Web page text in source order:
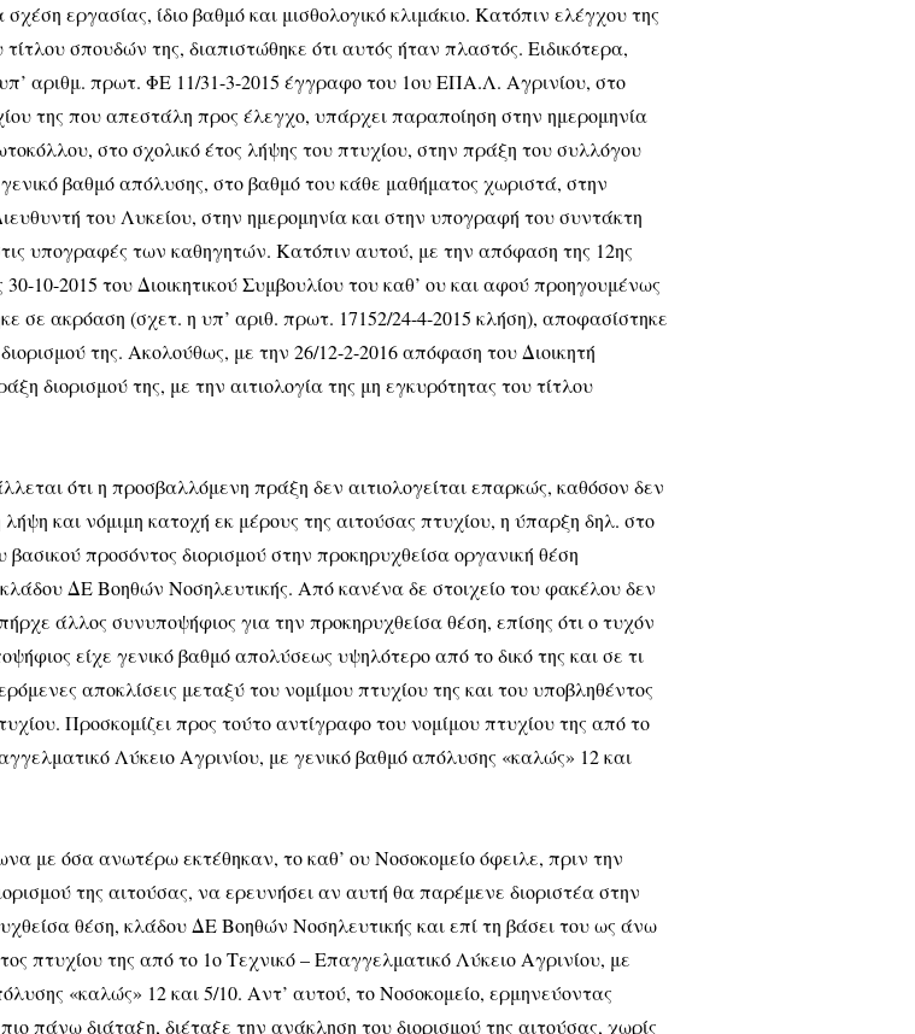
σχέση εργασίας, ίδιο βαθμό και μισθολογικό κλιμάκιο. Κατόπιν ελέγχου της
τίτλου σπουδών της, διαπιστώθηκε ότι αυτός ήταν πλαστός. Ειδικότερα,
αριθμ. πρωτ. ΦΕ 11/31-3-2015 έγγραφο του 1ου ΕΠΑ.Λ. Αγρινίου, στο
της που απεστάλη προς έλεγχο, υπάρχει παραποίηση στην ημερομηνία
στο σχολικό έτος λήψης του πτυχίου, στην πράξη του συλλόγου
βαθμό απόλυσης, στο βαθμό του κάθε μαθήματος χωριστά, στην
του Λυκείου, στην ημερομηνία και στην υπογραφή του συντάκτη
υπογραφές των καθηγητών. Κατόπιν αυτού, με την απόφαση της 12ης
30-10-2015 του Διοικητικού Συμβουλίου του καθ’ ου και αφού προηγουμένως
σε ακρόαση (σχετ. η υπ’ αριθ. πρωτ. 17152/24-4-2015 κλήση), αποφασίστηκε
της. Ακολούθως, με την 26/12-2-2016 απόφαση του Διοικητή
διορισμού της, με την αιτιολογία της μη εγκυρότητας του τίτλου
ότι η προσβαλλόμενη πράξη δεν αιτιολογείται επαρκώς, καθόσον δεν
λήψη και νόμιμη κατοχή εκ μέρους της αιτούσας πτυχίου, η ύπαρξη δηλ. στο
προσόντος διορισμού στην προκηρυχθείσα οργανική θέση
ΔΕ Βοηθών Νοσηλευτικής. Από κανένα δε στοιχείο του φακέλου δεν
άλλος συνυποψήφιος για την προκηρυχθείσα θέση, επίσης ότι ο τυχόν
είχε γενικό βαθμό απολύσεως υψηλότερο από το δικό της και σε τι
αποκλίσεις μεταξύ του νομίμου πτυχίου της και του υποβληθέντος
Προσκομίζει προς τούτο αντίγραφο του νομίμου πτυχίου της από το
Λύκειο Αγρινίου, με γενικό βαθμό απόλυσης «καλώς» 12 και
με όσα ανωτέρω εκτέθηκαν, το καθ’ ου Νοσοκομείο όφειλε, πριν την
της αιτούσας, να ερευνήσει αν αυτή θα παρέμενε διοριστέα στην
θέση, κλάδου ΔΕ Βοηθών Νοσηλευτικής και επί τη βάσει του ως άνω
πτυχίου της από το 1ο Τεχνικό – Επαγγελματικό Λύκειο Αγρινίου, με
«καλώς» 12 και 5/10. Αντ’ αυτού, το Νοσοκομείο, ερμηνεύοντας
πάνω διάταξη, διέταξε την ανάκληση του διορισμού της αιτούσας, χωρίς